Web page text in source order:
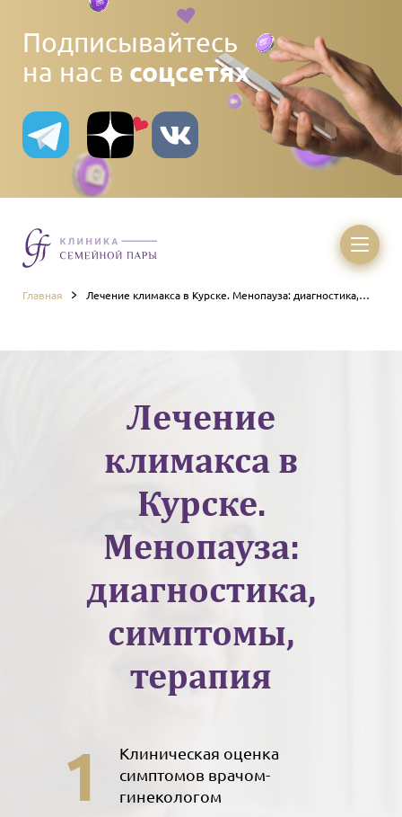
Подписывайтесь
на нас в соцсетях
Главная
Лечение климакса в Курске. Менопауза: диагностика,
Лечение
климакса в
Курске.
Менопауза:
диагностика,
симптомы,
терапия
1
Клиническая оценка
симптомов врачом-
гинекологом